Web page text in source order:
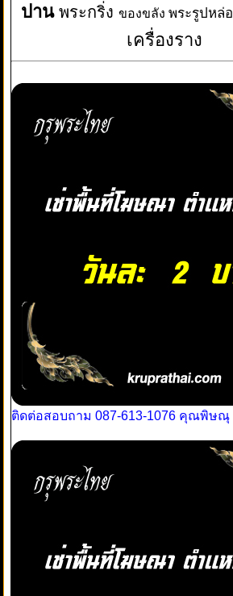
ปาน พระกริ่ง ของขลัง พระรูปหล่อ
เครื่องราง
ติดต่อสอบถาม 087-613-1076 คุณพิษณุ